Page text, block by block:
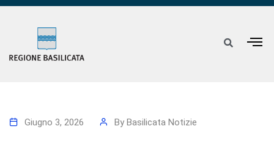
Giugno 3, 2026 By Basilicata Notizie